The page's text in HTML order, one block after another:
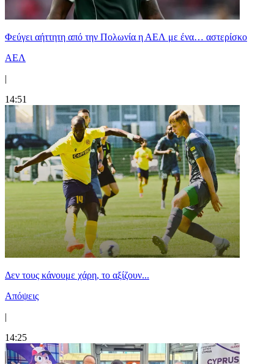
Φεύγει αήττητη από την Πολωνία η ΑΕΛ με ένα… αστερίσκο
ΑΕΛ
|
14:51
Δεν τους κάνουμε χάρη, το αξίζουν...
Απόψεις
|
14:25